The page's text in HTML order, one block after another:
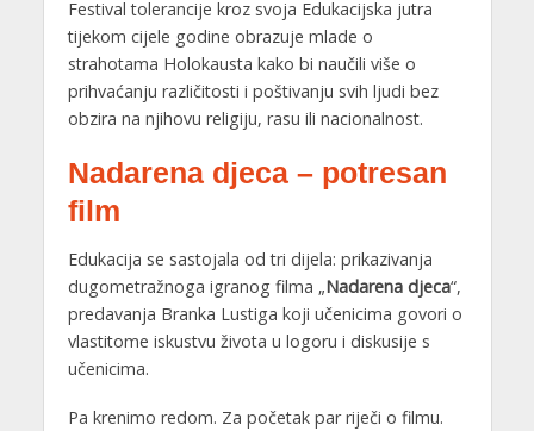
Festival tolerancije kroz svoja Edukacijska jutra
tijekom cijele godine obrazuje mlade o
strahotama Holokausta kako bi naučili više o
prihvaćanju različitosti i poštivanju svih ljudi bez
obzira na njihovu religiju, rasu ili nacionalnost.
Nadarena djeca – potresan
film
Edukacija se sastojala od tri dijela: prikazivanja
dugometražnoga igranog filma „Nadarena djeca“,
predavanja Branka Lustiga koji učenicima govori o
vlastitome iskustvu života u logoru i diskusije s
učenicima.
Pa krenimo redom. Za početak par riječi o filmu.